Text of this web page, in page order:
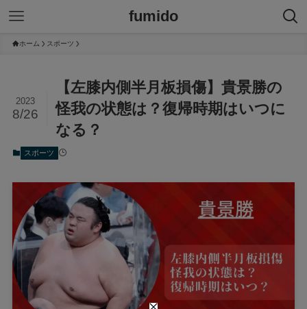
fumido
ホーム スポーツ
【左膝内側半月板損傷】貴景勝の
怪我の状態は？復帰時期はいつに
なる？
2023
8/26
スポーツ